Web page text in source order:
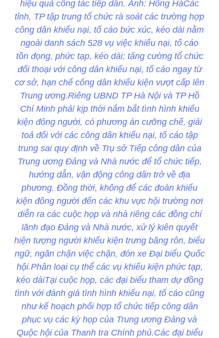
hiệu quả công tác tiếp dân. Ảnh: Hồng HàCác
tỉnh, TP tập trung tổ chức rà soát các trường hợp
công dân khiếu nại, tố cáo bức xúc, kéo dài nằm
ngoài danh sách 528 vụ việc khiếu nại, tố cáo
tồn đọng, phức tạp, kéo dài; tăng cường tổ chức
đối thoại với công dân khiếu nại, tố cáo ngay từ
cơ sở, hạn chế công dân khiếu kiện vượt cấp lên
Trung ương.Riêng UBND TP Hà Nội và TP Hồ
Chí Minh phải kịp thời nắm bắt tình hình khiếu
kiện đông người, có phương án cưỡng chế, giải
toả đối với các công dân khiếu nại, tố cáo tập
trung sai quy định về Trụ sở Tiếp công dân của
Trung ương Đảng và Nhà nước để tổ chức tiếp,
hướng dẫn, vận động công dân trở về địa
phương. Đồng thời, không để các đoàn khiếu
kiện đông người đến các khu vực hội trường nơi
diễn ra các cuộc họp và nhà riêng các đồng chí
lãnh đạo Đảng và Nhà nước, xử lý kiên quyết
hiện tượng người khiếu kiện trưng băng rôn, biểu
ngữ, ngăn chặn việc chặn, đón xe Đại biểu Quốc
hội.Phân loại cụ thể các vụ khiếu kiện phức tạp,
kéo dàiTại cuộc họp, các đại biểu tham dự đồng
tình với đánh giá tình hình khiếu nại, tố cáo cũng
như kế hoạch phối hợp tổ chức tiếp công dân
phục vụ các kỳ họp của Trung ương Đảng và
Quộc hội của Thanh tra Chính phủ.Các đại biểu